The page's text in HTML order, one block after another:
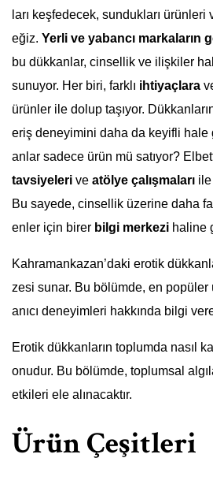
ları keşfedecek, sundukları
eğiz. Yerli ve yabancı markaların
bu dükkanlar, cinsellik ve ilişkiler
sunuyor. Her biri, farklı ihtiyaçlara
ürünler ile dolup taşıyor.
eriş deneyimini daha da keyifli hale
anlar sadece ürün mü satıyor?
tavsiyeleri ve atölye çalışmaları
Bu sayede, cinsellik üzerine daha
enler için birer bilgi merkezi haline
Kahramankazan’daki erotik
zesi sunar. Bu bölümde, en popüler
anıcı deneyimleri hakkında bilgi
Erotik dükkanların toplumda nasıl
onudur. Bu bölümde, toplumsal
etkileri ele alınacaktır.
Ürün Çeşitleri